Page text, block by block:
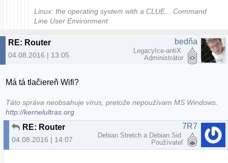
Linux: the operating system with a CLUE... Command
Line User Environment
RE: Router
04.08.2016 | 13:05
bedňa
LegacyIce-antiX
Administrátor
Má tá tlačiereň Wifi?
Táto správa neobsahuje vírus, pretože nepoužívam MS Windows.
http://kernelultras.org
RE: Router
04.08.2016 | 14:07
7R7
Debian Stretch a Debian Sid
Používateľ